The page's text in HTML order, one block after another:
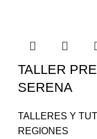
TALLER
SERENA
TALLERES Y
REGIONES